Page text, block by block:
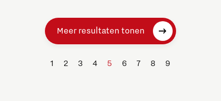
Meer resultaten tonen
1 2 3 4 5 6 7 8 9